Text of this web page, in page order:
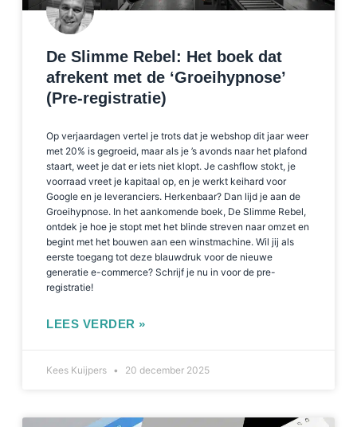
De Slimme Rebel: Het boek dat
afrekent met de ‘Groeihypnose’
(Pre-registratie)
Op verjaardagen vertel je trots dat je webshop dit jaar weer
met 20% is gegroeid, maar als je ’s avonds naar het plafond
staart, weet je dat er iets niet klopt. Je cashflow stokt, je
voorraad vreet je kapitaal op, en je werkt keihard voor
Google en je leveranciers. Herkenbaar? Dan lijd je aan de
Groeihypnose. In het aankomende boek, De Slimme Rebel,
ontdek je hoe je stopt met het blinde streven naar omzet en
begint met het bouwen aan een winstmachine. Wil jij als
eerste toegang tot deze blauwdruk voor de nieuwe
generatie e-commerce? Schrijf je nu in voor de pre-
registratie!
LEES VERDER »
Kees Kuijpers 20 december 2025